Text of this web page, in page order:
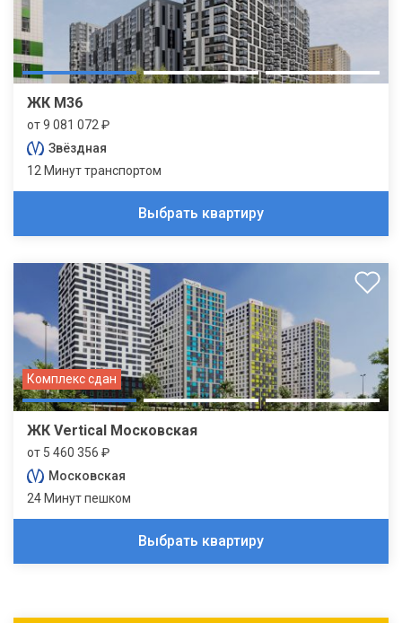
ЖК М36
от 9 081 072 ₽
Звёздная
12 Минут транспортом
Выбрать квартиру
Комплекс сдан
ЖК Vertical Московская
от 5 460 356 ₽
Московская
24 Минут пешком
Выбрать квартиру